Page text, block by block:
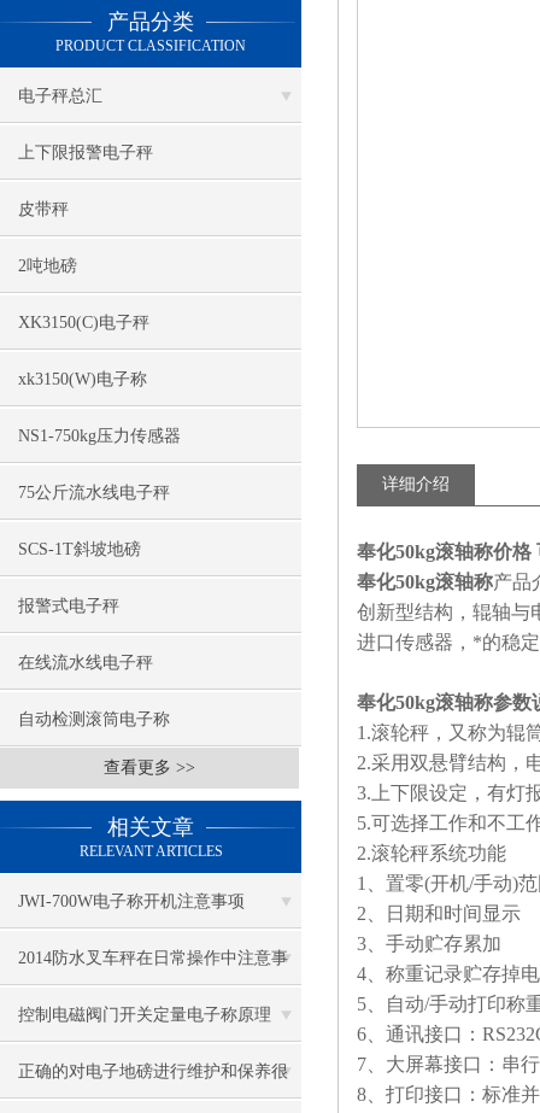
产品分类
PRODUCT CLASSIFICATION
电子秤总汇
上下限报警电子秤
皮带秤
2吨地磅
XK3150(C)电子秤
xk3150(W)电子称
NS1-750kg压力传感器
75公斤流水线电子秤
SCS-1T斜坡地磅
报警式电子秤
在线流水线电子秤
自动检测滚筒电子称
查看更多 >>
相关文章
RELEVANT ARTICLES
JWI-700W电子称开机注意事项
2014防水叉车秤在日常操作中注意事
项
控制电磁阀门开关定量电子称原理
正确的对电子地磅进行维护和保养很
详细介绍
奉化50kg滚轴称价格
奉化50kg滚轴称产品
创新型结构，辊轴与
进口传感器，*的稳
奉化50kg滚轴称参数
1.滚轮秤，又称为辊
2.采用双悬臂结构，
3. 上下限设定，有灯
5.可选择工作和不工
2.滚轮秤系统功能
1
、置零(开机/手动)
2 、日期和时间显示
3 、手动贮存累加
4 、称重记录贮存掉
5 、自动/手动打印称
6 、通讯接口：
7 、大屏幕接口：串
8 、打印接口：标准